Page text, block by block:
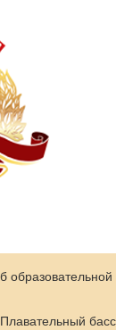
образовательной
Плавательный